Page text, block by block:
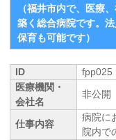
（福井市内で、医療
築く総合病院です。
保育も可能です）
ID
fpp025
医療機関・
会社名
非公開
仕事内容
病院に
院内で